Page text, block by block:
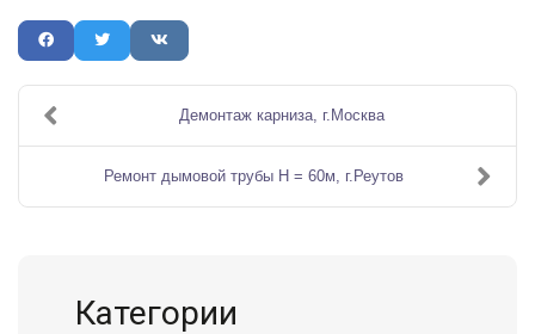
Демонтаж карниза, г.Москва
Ремонт дымовой трубы Н = 60м, г.Реутов
Категории